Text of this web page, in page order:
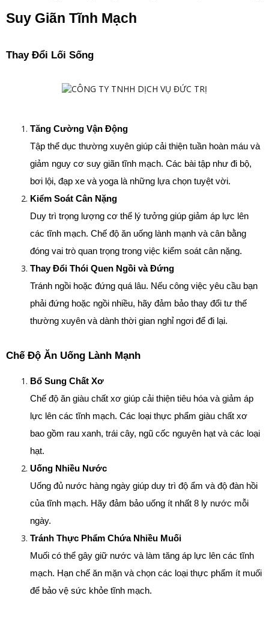
Suy Giãn Tĩnh Mạch
Thay Đổi Lối Sống
Tăng Cường Vận Động
Tập thể dục thường xuyên giúp cải thiện tuần hoàn máu và
giảm nguy cơ suy giãn tĩnh mạch. Các bài tập như đi bộ,
bơi lội, đạp xe và yoga là những lựa chọn tuyệt vời.
Kiểm Soát Cân Nặng
Duy trì trọng lượng cơ thể lý tưởng giúp giảm áp lực lên
các tĩnh mạch. Chế độ ăn uống lành mạnh và cân bằng
đóng vai trò quan trọng trong việc kiểm soát cân nặng.
Thay Đổi Thói Quen Ngồi và Đứng
Tránh ngồi hoặc đứng quá lâu. Nếu công việc yêu cầu bạn
phải đứng hoặc ngồi nhiều, hãy đảm bảo thay đổi tư thế
thường xuyên và dành thời gian nghỉ ngơi để đi lại.
Chế Độ Ăn Uống Lành Mạnh
Bổ Sung Chất Xơ
Chế độ ăn giàu chất xơ giúp cải thiện tiêu hóa và giảm áp
lực lên các tĩnh mạch. Các loại thực phẩm giàu chất xơ
bao gồm rau xanh, trái cây, ngũ cốc nguyên hạt và các loại
hạt.
Uống Nhiều Nước
Uống đủ nước hàng ngày giúp duy trì độ ẩm và độ đàn hồi
của tĩnh mạch. Hãy đảm bảo uống ít nhất 8 ly nước mỗi
ngày.
Tránh Thực Phẩm Chứa Nhiều Muối
Muối có thể gây giữ nước và làm tăng áp lực lên các tĩnh
mạch. Hạn chế ăn mặn và chọn các loại thực phẩm ít muối
để bảo vệ sức khỏe tĩnh mạch.